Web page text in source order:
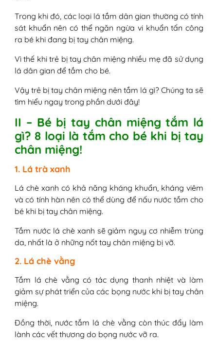
Trong khi đó, các loại lá tắm dân gian thường có tính
sát khuẩn nên có thể ngăn ngừa vi khuẩn tấn công
ra bé khi đang bị tay chân miệng.
Vì thế khi trẻ bị tay chân miệng nhiều mẹ đã sử dụng
lá dân gian để tắm cho bé.
Vậy trẻ bị tay chân miệng nên tắm lá gì? Chúng ta sẽ
tìm hiểu ngay trong phần dưới đây!
II – Bé bị tay chân miệng tắm lá
gì? 8 loại là tắm cho bé khi bị tay
chân miệng!
1. Lá trà xanh
Lá chè xanh có khả năng kháng khuẩn, kháng viêm
và có tính hàn nên có thể dùng để nấu nước tắm cho
bé khi bị tay chân miệng.
Tắm nước lá chè xanh sẽ giảm nguy cơ nhiễm trùng
da, nhất là ở những nốt tay chân miệng bị vỡ.
2. Lá chè vằng
Tắm lá chè vằng có tác dụng thanh nhiệt và làm
giảm sự phát triển của các bọng nước khi bị tay chân
miệng.
Đồng thời, nước tắm lá chè vằng còn thúc đẩy làm
lành các vết thương do bọng nước vỡ ra.